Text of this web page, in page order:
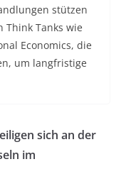
stützen
Think Tanks wie
Economics, die
um langfristige
sich an der
im